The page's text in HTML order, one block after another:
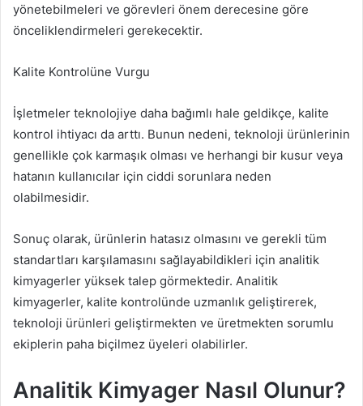
yönetebilmeleri ve görevleri önem derecesine göre
önceliklendirmeleri gerekecektir.
Kalite Kontrolüne Vurgu
İşletmeler teknolojiye daha bağımlı hale geldikçe, kalite
kontrol ihtiyacı da arttı. Bunun nedeni, teknoloji ürünlerinin
genellikle çok karmaşık olması ve herhangi bir kusur veya
hatanın kullanıcılar için ciddi sorunlara neden
olabilmesidir.
Sonuç olarak, ürünlerin hatasız olmasını ve gerekli tüm
standartları karşılamasını sağlayabildikleri için analitik
kimyagerler yüksek talep görmektedir. Analitik
kimyagerler, kalite kontrolünde uzmanlık geliştirerek,
teknoloji ürünleri geliştirmekten ve üretmekten sorumlu
ekiplerin paha biçilmez üyeleri olabilirler.
Analitik Kimyager Nasıl Olunur?